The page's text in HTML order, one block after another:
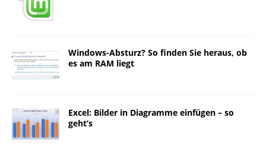
Windows-Absturz? So finden Sie heraus, ob
es am RAM liegt
Excel: Bilder in Diagramme einfügen – so
geht’s